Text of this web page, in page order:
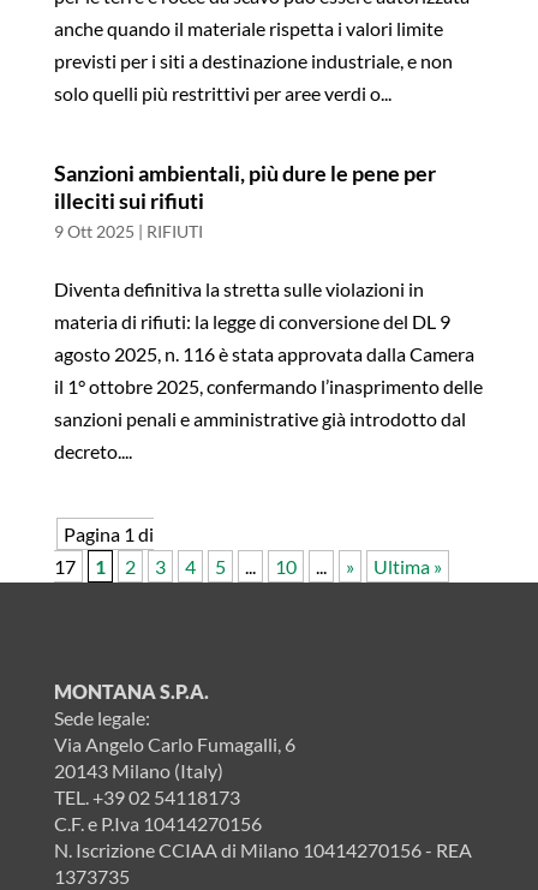
anche quando il materiale rispetta i valori limite
previsti per i siti a destinazione industriale, e non
solo quelli più restrittivi per aree verdi o...
Sanzioni ambientali, più dure le pene per
illeciti sui rifiuti
9 Ott 2025 | RIFIUTI
Diventa definitiva la stretta sulle violazioni in
materia di rifiuti: la legge di conversione del DL 9
agosto 2025, n. 116 è stata approvata dalla Camera
il 1° ottobre 2025, confermando l’inasprimento delle
sanzioni penali e amministrative già introdotto dal
decreto....
Pagina 1 di
17
1 2 3 4 5 ... 10 ... » Ultima »
MONTANA S.P.A.
Sede legale:
Via Angelo Carlo Fumagalli, 6
20143 Milano (Italy)
TEL.+39 02 54118173
C.F. e P.Iva 10414270156
N. Iscrizione CCIAA di Milano 10414270156 - REA
1373735